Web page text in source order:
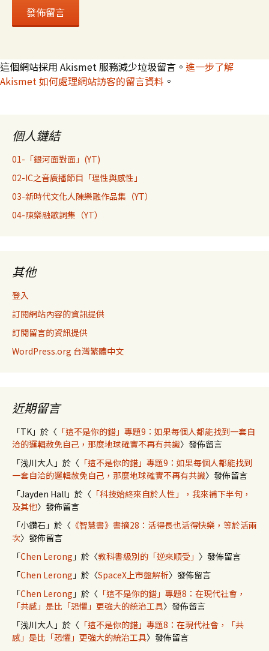
這個網站採用 Akismet 服務減少垃圾留言。 進一步了解
Akismet 如何處理網站訪客的留言資料 。
個人鏈結
01-「銀河面對面」(YT)
02-IC之音廣播節目「理性與感性」
03-新時代文化人陳樂融作品集（YT）
04-陳樂融歌詞集（YT）
其他
登入
訂閱網站內容的資訊提供
訂閱留言的資訊提供
WordPress.org 台灣繁體中文
近期留言
「TK」於〈 「這不是你的錯」專題9：如果每個人都能找到一套自
洽的邏輯赦免自己，那麼地球確實不再有共識〉發佈留言
「浅川大人 」於〈 「這不是你的錯」專題9：如果每個人都能找到
一套自洽的邏輯赦免自己，那麼地球確實不再有共識〉發佈留言
「Jayden Hall 」於〈 「科技始終來自於人性」，我來補下半句，
及其他〉發佈留言
「小鑽石 」於〈 《智慧書》書摘28：活得長也活得快樂，等於活兩
次〉發佈留言
「Chen Lerong 」於〈教科書級別的「逆來順受」 〉發佈留言
「Chen Lerong 」於〈SpaceX上市盤解析〉發佈留言
「Chen Lerong 」於〈 「這不是你的錯」專題8：在現代社會，
「共感」是比「恐懼」更強大的統治工具〉發佈留言
「浅川大人 」於〈 「這不是你的錯」專題8：在現代社會，「共
感」是比「恐懼」更強大的統治工具〉發佈留言